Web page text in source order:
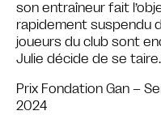
son entraîneur fait
rapidement suspendu
joueurs du club sont
Julie décide de se
Prix Fondation Gan –
2024